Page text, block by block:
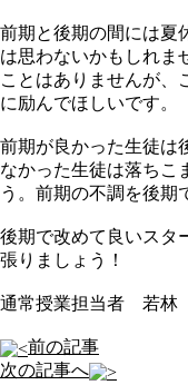
前期と後期の間には夏
は思わないかもしれま
ことはありませんが、
に励んでほしいです。
前期が良かった生徒は
なかった生徒は落ちこ
う。前期の不調を後期
後期で改めて良いスタ
張りましょう！
通常授業担当者 若林
前の記事
次の記事へ